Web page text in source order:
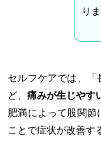
り
セルフケアでは、「
ど、痛みが生じやす
肥満によって股関節
ことで症状が改善す